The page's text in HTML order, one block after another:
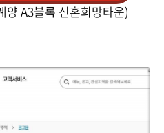
양 A3블록 신혼희망타운)